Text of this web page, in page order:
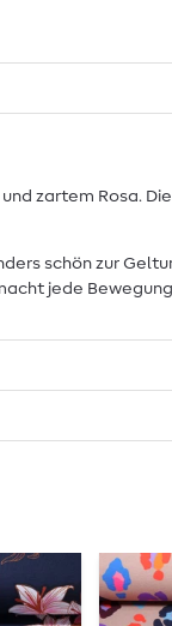
zartem Rosa.
schön zur
jede